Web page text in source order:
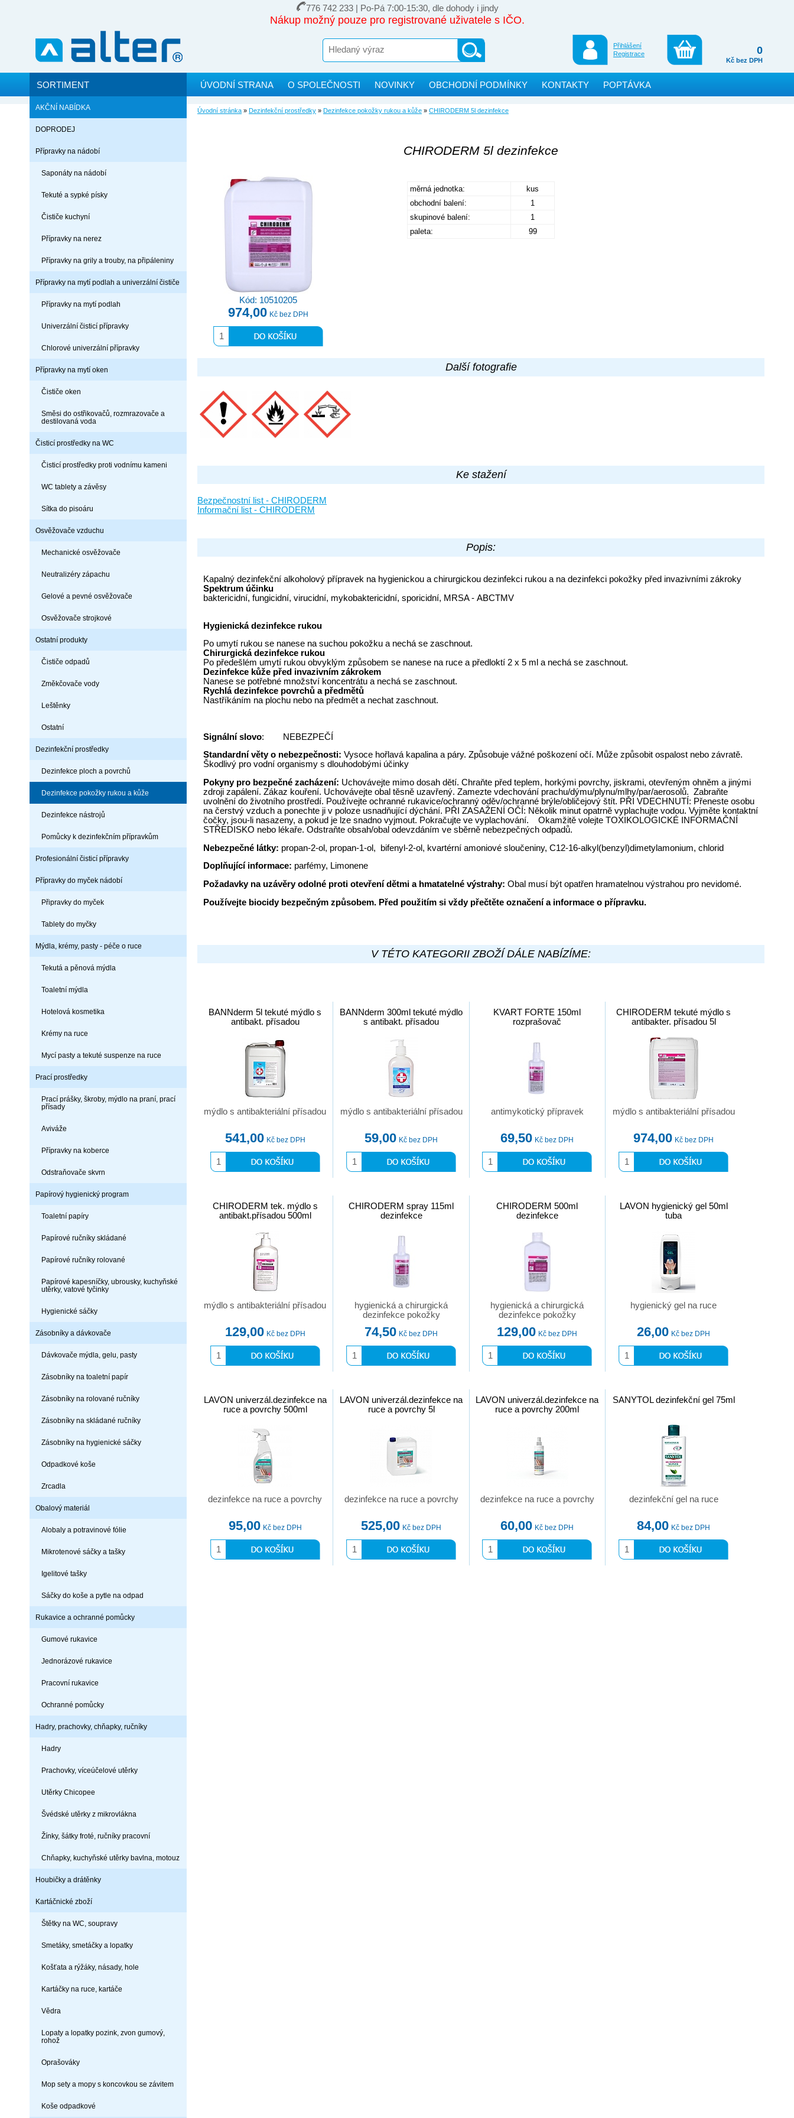
776 742 233 | Po-Pá 7:00-15:30, dle dohody i jindy
Nákup možný pouze pro registrované uživatele s IČO.
0
Kč bez DPH
Přihlášení
Registrace
SORTIMENT ÚVODNÍ STRANA O SPOLEČNOSTI NOVINKY OBCHODNÍ PODMÍNKY KONTAKTY POPTÁVKA
AKČNÍ NABÍDKA
DOPRODEJ
Přípravky na nádobí
Saponáty na nádobí
Tekuté a sypké písky
Čističe kuchyní
Přípravky na nerez
Přípravky na grily a trouby, na připáleniny
Přípravky na mytí podlah a univerzální čističe
Přípravky na mytí podlah
Univerzální čisticí přípravky
Chlorové univerzální přípravky
Přípravky na mytí oken
Čističe oken
Směsi do ostřikovačů, rozmrazovače a
destilovaná voda
Čisticí prostředky na WC
Čisticí prostředky proti vodnímu kameni
WC tablety a závěsy
Sítka do pisoáru
Osvěžovače vzduchu
Mechanické osvěžovače
Neutralizéry zápachu
Gelové a pevné osvěžovače
Osvěžovače strojkové
Ostatní produkty
Čističe odpadů
Změkčovače vody
Leštěnky
Ostatní
Dezinfekční prostředky
Dezinfekce ploch a povrchů
Dezinfekce pokožky rukou a kůže
Dezinfekce nástrojů
Pomůcky k dezinfekčním přípravkům
Profesionální čisticí přípravky
Přípravky do myček nádobí
Připravky do myček
Tablety do myčky
Mýdla, krémy, pasty - péče o ruce
Tekutá a pěnová mýdla
Toaletní mýdla
Hotelová kosmetika
Krémy na ruce
Mycí pasty a tekuté suspenze na ruce
Prací prostředky
Prací prášky, škroby, mýdlo na praní, prací
přísady
Aviváže
Přípravky na koberce
Odstraňovače skvrn
Papírový hygienický program
Toaletní papíry
Papírové ručníky skládané
Papírové ručníky rolované
Papírové kapesníčky, ubrousky, kuchyňské
utěrky, vatové tyčinky
Hygienické sáčky
Zásobníky a dávkovače
Dávkovače mýdla, gelu, pasty
Zásobníky na toaletní papír
Zásobníky na rolované ručníky
Zásobníky na skládané ručníky
Zásobníky na hygienické sáčky
Odpadkové koše
Zrcadla
Obalový materiál
Alobaly a potravinové fólie
Mikrotenové sáčky a tašky
Igelitové tašky
Sáčky do koše a pytle na odpad
Rukavice a ochranné pomůcky
Gumové rukavice
Jednorázové rukavice
Pracovní rukavice
Ochranné pomůcky
Hadry, prachovky, chňapky, ručníky
Hadry
Prachovky, víceúčelové utěrky
Utěrky Chicopee
Švédské utěrky z mikrovlákna
Žínky, šátky froté, ručníky pracovní
Chňapky, kuchyňské utěrky bavlna, motouz
Houbičky a drátěnky
Kartáčnické zboží
Štětky na WC, soupravy
Smetáky, smetáčky a lopatky
Košťata a rýžáky, násady, hole
Kartáčky na ruce, kartáče
Vědra
Lopaty a lopatky pozink, zvon gumový,
rohož
Oprašováky
Mop sety a mopy s koncovkou se závitem
Koše odpadkové
Úvodní stránka » Dezinfekční prostředky » Dezinfekce pokožky rukou a kůže » CHIRODERM 5l dezinfekce
CHIRODERM 5l dezinfekce
Kód: 10510205
974,00 Kč bez DPH
měrná jednotka:
kus
obchodní balení:
1
skupinové balení:
1
paleta:
99
Další fotografie
Ke stažení
Bezpečnostní list - CHIRODERM
Informační list - CHIRODERM
Popis:
Kapalný dezinfekční alkoholový přípravek na hygienickou a chirurgickou dezinfekci rukou a na dezinfekci pokožky před invazivními zákroky
Spektrum účinku
baktericidní, fungicidní, virucidní, mykobaktericidní, sporicidní, MRSA - ABCTMV
Hygienická dezinfekce rukou
Po umytí rukou se nanese na suchou pokožku a nechá se zaschnout.
Chirurgická dezinfekce rukou
Po předešlém umytí rukou obvyklým způsobem se nanese na ruce a předloktí 2 x 5 ml a nechá se zaschnout.
Dezinfekce kůže před invazivním zákrokem
Nanese se potřebné množství koncentrátu a nechá se zaschnout.
Rychlá dezinfekce povrchů a předmětů
Nastříkáním na plochu nebo na předmět a nechat zaschnout.
Signální slovo: NEBEZPEČÍ
Standardní věty o nebezpečnosti: Vysoce hořlavá kapalina a páry. Způsobuje vážné poškození očí. Může způsobit ospalost nebo závratě.
Škodlivý pro vodní organismy s dlouhodobými účinky
Pokyny pro bezpečné zacházení: Uchovávejte mimo dosah dětí. Chraňte před teplem, horkými povrchy, jiskrami, otevřeným ohněm a jinými
zdroji zapálení. Zákaz kouření. Uchovávejte obal těsně uzavřený. Zamezte vdechování prachu/dýmu/plynu/mlhy/par/aerosolů. Zabraňte
uvolnění do životního prostředí. Používejte ochranné rukavice/ochranný oděv/ochranné brýle/obličejový štít. PŘI VDECHNUTÍ: Přeneste osobu
na čerstvý vzduch a ponechte ji v poloze usnadňující dýchání. PŘI ZASAŽENÍ OČÍ: Několik minut opatrně vyplachujte vodou. Vyjměte kontaktní
čočky, jsou-li nasazeny, a pokud je lze snadno vyjmout. Pokračujte ve vyplachování. Okamžitě volejte TOXIKOLOGICKÉ INFORMAČNÍ
STŘEDISKO nebo lékaře. Odstraňte obsah/obal odevzdáním ve sběrně nebezpečných odpadů.
Nebezpečné látky: propan-2-ol, propan-1-ol, bifenyl-2-ol, kvartérní amoniové sloučeniny, C12-16-alkyl(benzyl)dimetylamonium, chlorid
Doplňující informace: parfémy, Limonene
Požadavky na uzávěry odolné proti otevření dětmi a hmatatelné výstrahy: Obal musí být opatřen hramatelnou výstrahou pro nevidomé.
Používejte biocidy bezpečným způsobem. Před použitím si vždy přečtěte označení a informace o přípravku.
V TÉTO KATEGORII ZBOŽÍ DÁLE NABÍZÍME:
BANNderm 5l tekuté mýdlo s
antibakt. přísadou
mýdlo s antibakteriální přísadou
541,00 Kč bez DPH
BANNderm 300ml tekuté mýdlo
s antibakt. přísadou
mýdlo s antibakteriální přísadou
59,00 Kč bez DPH
KVART FORTE 150ml
rozprašovač
antimykotický přípravek
69,50 Kč bez DPH
CHIRODERM tekuté mýdlo s
antibakter. přísadou 5l
mýdlo s antibakteriální přísadou
974,00 Kč bez DPH
CHIRODERM tek. mýdlo s
antibakt.přísadou 500ml
mýdlo s antibakteriální přísadou
129,00 Kč bez DPH
CHIRODERM spray 115ml
dezinfekce
hygienická a chirurgická
dezinfekce pokožky
74,50 Kč bez DPH
CHIRODERM 500ml
dezinfekce
hygienická a chirurgická
dezinfekce pokožky
129,00 Kč bez DPH
LAVON hygienický gel 50ml
tuba
hygienický gel na ruce
26,00 Kč bez DPH
LAVON univerzál.dezinfekce na
ruce a povrchy 500ml
dezinfekce na ruce a povrchy
95,00 Kč bez DPH
LAVON univerzál.dezinfekce na
ruce a povrchy 5l
dezinfekce na ruce a povrchy
525,00 Kč bez DPH
LAVON univerzál.dezinfekce na
ruce a povrchy 200ml
dezinfekce na ruce a povrchy
60,00 Kč bez DPH
SANYTOL dezinfekční gel 75ml
dezinfekční gel na ruce
84,00 Kč bez DPH